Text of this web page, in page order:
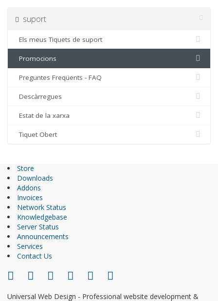
suport
Els meus Tiquets de suport
Promocions
Preguntes Freqüents - FAQ
Descàrregues
Estat de la xarxa
Tiquet Obert
Store
Downloads
Addons
Invoices
Network Status
Knowledgebase
Server Status
Announcements
Services
Contact Us
Universal Web Design - Professional website development &